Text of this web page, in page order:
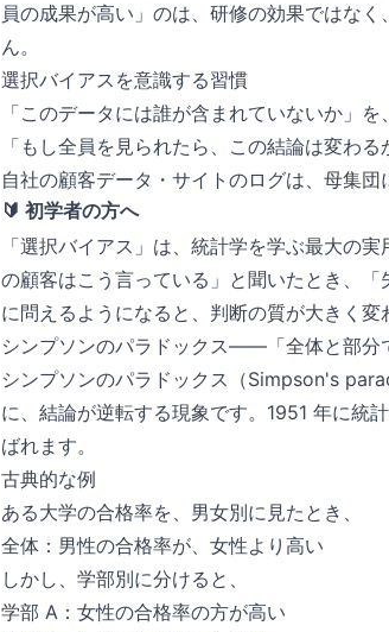
員の成果が高い」のは、研修の効果ではな
ん。
選択バイアスを意識する習慣
「このデータには誰が含まれていないか」
「もし全員を見られたら、この結論は変わる
自社の顧客データ・サイトのログは、母集
🔰 初学者の方へ
「選択バイアス」は、統計学を学ぶ最大の
の顧客はこう言っている」と聞いたとき、
に問えるようになると、判断の質が大きく変
シンプソンのパラドックス——「全体と部分
シンプソンのパラドックス（Simpson's
に、結論が逆転する現象です。1951 年に統
ばれます。
古典的な例
ある大学の合格率を、男女別に見たとき、
全体：男性の合格率が、女性より高い
しかし、学部別に分けると、
学部 A：女性の合格率の方が高い